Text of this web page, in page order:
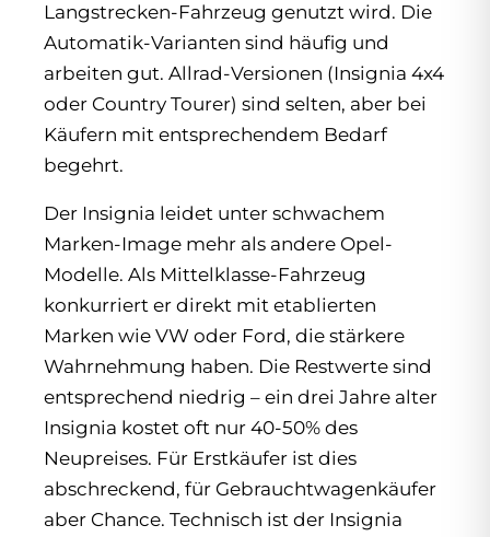
Langstrecken-Fahrzeug genutzt wird. Die
Automatik-Varianten sind häufig und
arbeiten gut. Allrad-Versionen (Insignia 4x4
oder Country Tourer) sind selten, aber bei
Käufern mit entsprechendem Bedarf
begehrt.
Der Insignia leidet unter schwachem
Marken-Image mehr als andere Opel-
Modelle. Als Mittelklasse-Fahrzeug
konkurriert er direkt mit etablierten
Marken wie VW oder Ford, die stärkere
Wahrnehmung haben. Die Restwerte sind
entsprechend niedrig – ein drei Jahre alter
Insignia kostet oft nur 40-50% des
Neupreises. Für Erstkäufer ist dies
abschreckend, für Gebrauchtwagenkäufer
aber Chance. Technisch ist der Insignia